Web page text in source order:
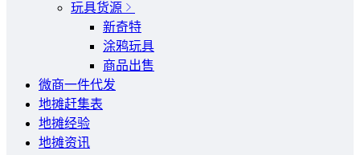
玩具货源
新奇特
涂鸦玩具
商品出售
微商一件代发
地摊赶集表
地摊经验
地摊资讯